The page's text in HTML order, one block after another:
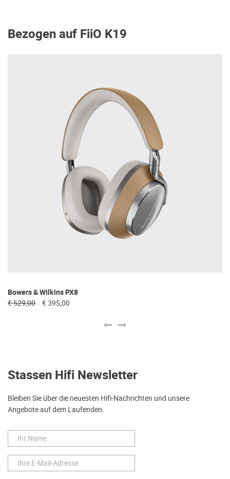
Bezogen auf FiiO K19
Bowers & Wilkins PX8
€ 529,00 € 395,00
Stassen Hifi Newsletter
Bleiben Sie über die neuesten Hifi-Nachrichten und unsere
Angebote auf dem Laufenden.